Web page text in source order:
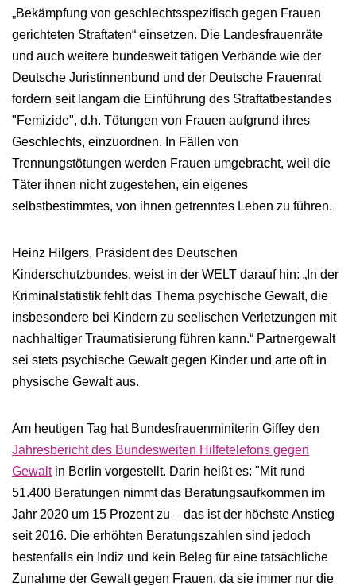
„Bekämpfung von geschlechtsspezifisch gegen Frauen
gerichteten Straftaten“ einsetzen. Die Landesfrauenräte
und auch weitere bundesweit tätigen Verbände wie der
Deutsche Juristinnenbund und der Deutsche Frauenrat
fordern seit langam die Einführung des Straftatbestandes
"Femizide", d.h. Tötungen von Frauen aufgrund ihres
Geschlechts, einzuordnen. In Fällen von
Trennungstötungen werden Frauen umgebracht, weil die
Täter ihnen nicht zugestehen, ein eigenes
selbstbestimmtes, von ihnen getrenntes Leben zu führen.
Heinz Hilgers, Präsident des Deutschen
Kinderschutzbundes, weist in der WELT darauf hin: „In der
Kriminalstatistik fehlt das Thema psychische Gewalt, die
insbesondere bei Kindern zu seelischen Verletzungen mit
nachhaltiger Traumatisierung führen kann.“ Partnergewalt
sei stets psychische Gewalt gegen Kinder und arte oft in
physische Gewalt aus.
Am heutigen Tag hat Bundesfrauenminiterin Giffey den
Jahresbericht des Bundesweiten Hilfetelefons gegen
Gewaltin Berlin vorgestellt. Darin heißt es: "Mit rund
51.400 Beratungen nimmt das Beratungsaufkommen im
Jahr 2020 um 15 Prozent zu – das ist der höchste Anstieg
seit 2016. Die erhöhten Beratungszahlen sind jedoch
bestenfalls ein Indiz und kein Beleg für eine tatsächliche
Zunahme der Gewalt gegen Frauen, da sie immer nur die